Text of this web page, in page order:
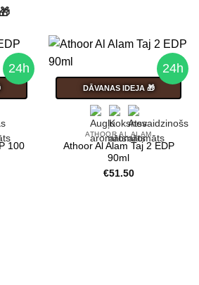
24h
100
24h
DĀVANAS IDEJA 🎁
ATHOOR AL ALAM
Athoor Al Alam Taj 2 EDP
90ml
€51.50